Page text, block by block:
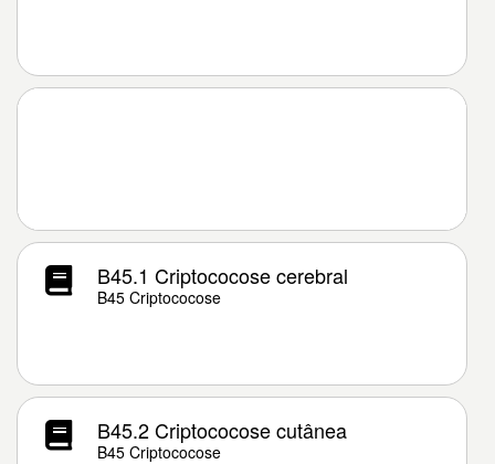
B45.1 Criptococose cerebral
B45 Criptococose
B45.2 Criptococose cutânea
B45 Criptococose